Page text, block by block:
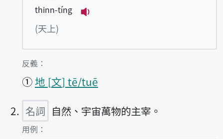
thinn-tíng
(天上)
第1項釋義的
反義：
① 地 文 tē/tuē
名詞 自然、宇宙萬物的主宰。
第2項釋義的
用例：